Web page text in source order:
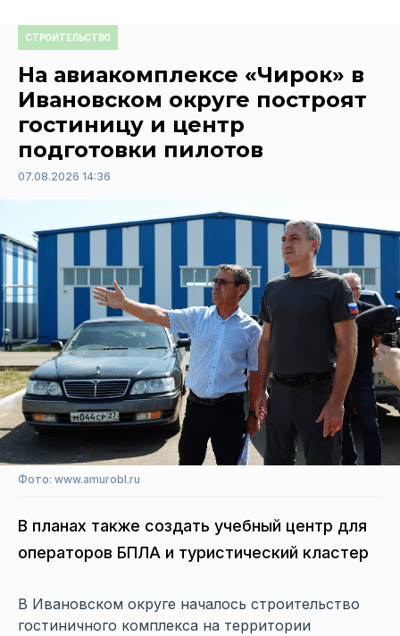
СТРОИТЕЛЬСТВО
На авиакомплексе «Чирок» в
Ивановском округе построят
гостиницу и центр
подготовки пилотов
07.08.2026 14:36
Фото: www.amurobl.ru
В планах также создать учебный центр для
операторов БПЛА и туристический кластер
В Ивановском округе началось строительство
гостиничного комплекса на территории